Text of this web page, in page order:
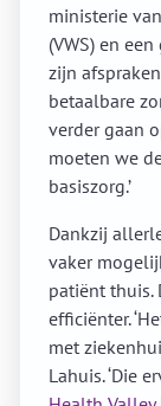
ministerie
(VWS) en
zijn
betaalbare
verder gaan
moeten we
basiszorg.’
Dankzij
vaker
patiënt thuis.
efficiënter.
met
Lahuis. ‘Die